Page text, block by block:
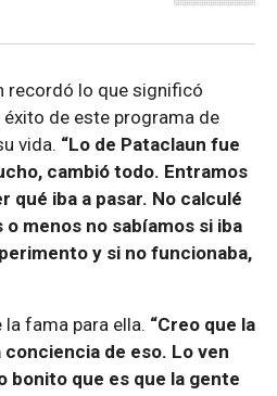
recordó lo que significó
de este programa de
vida. “Lo de Pataclaun fue
cambió todo. Entramos
qué iba a pasar. No calculé
o menos no sabíamos si iba
y si no funcionaba,
fama para ella. “Creo que la
de eso. Lo ven
bonito que es que la gente